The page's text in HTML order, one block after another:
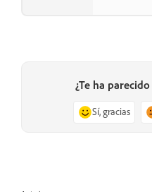
¿Te ha
Sí, gracias